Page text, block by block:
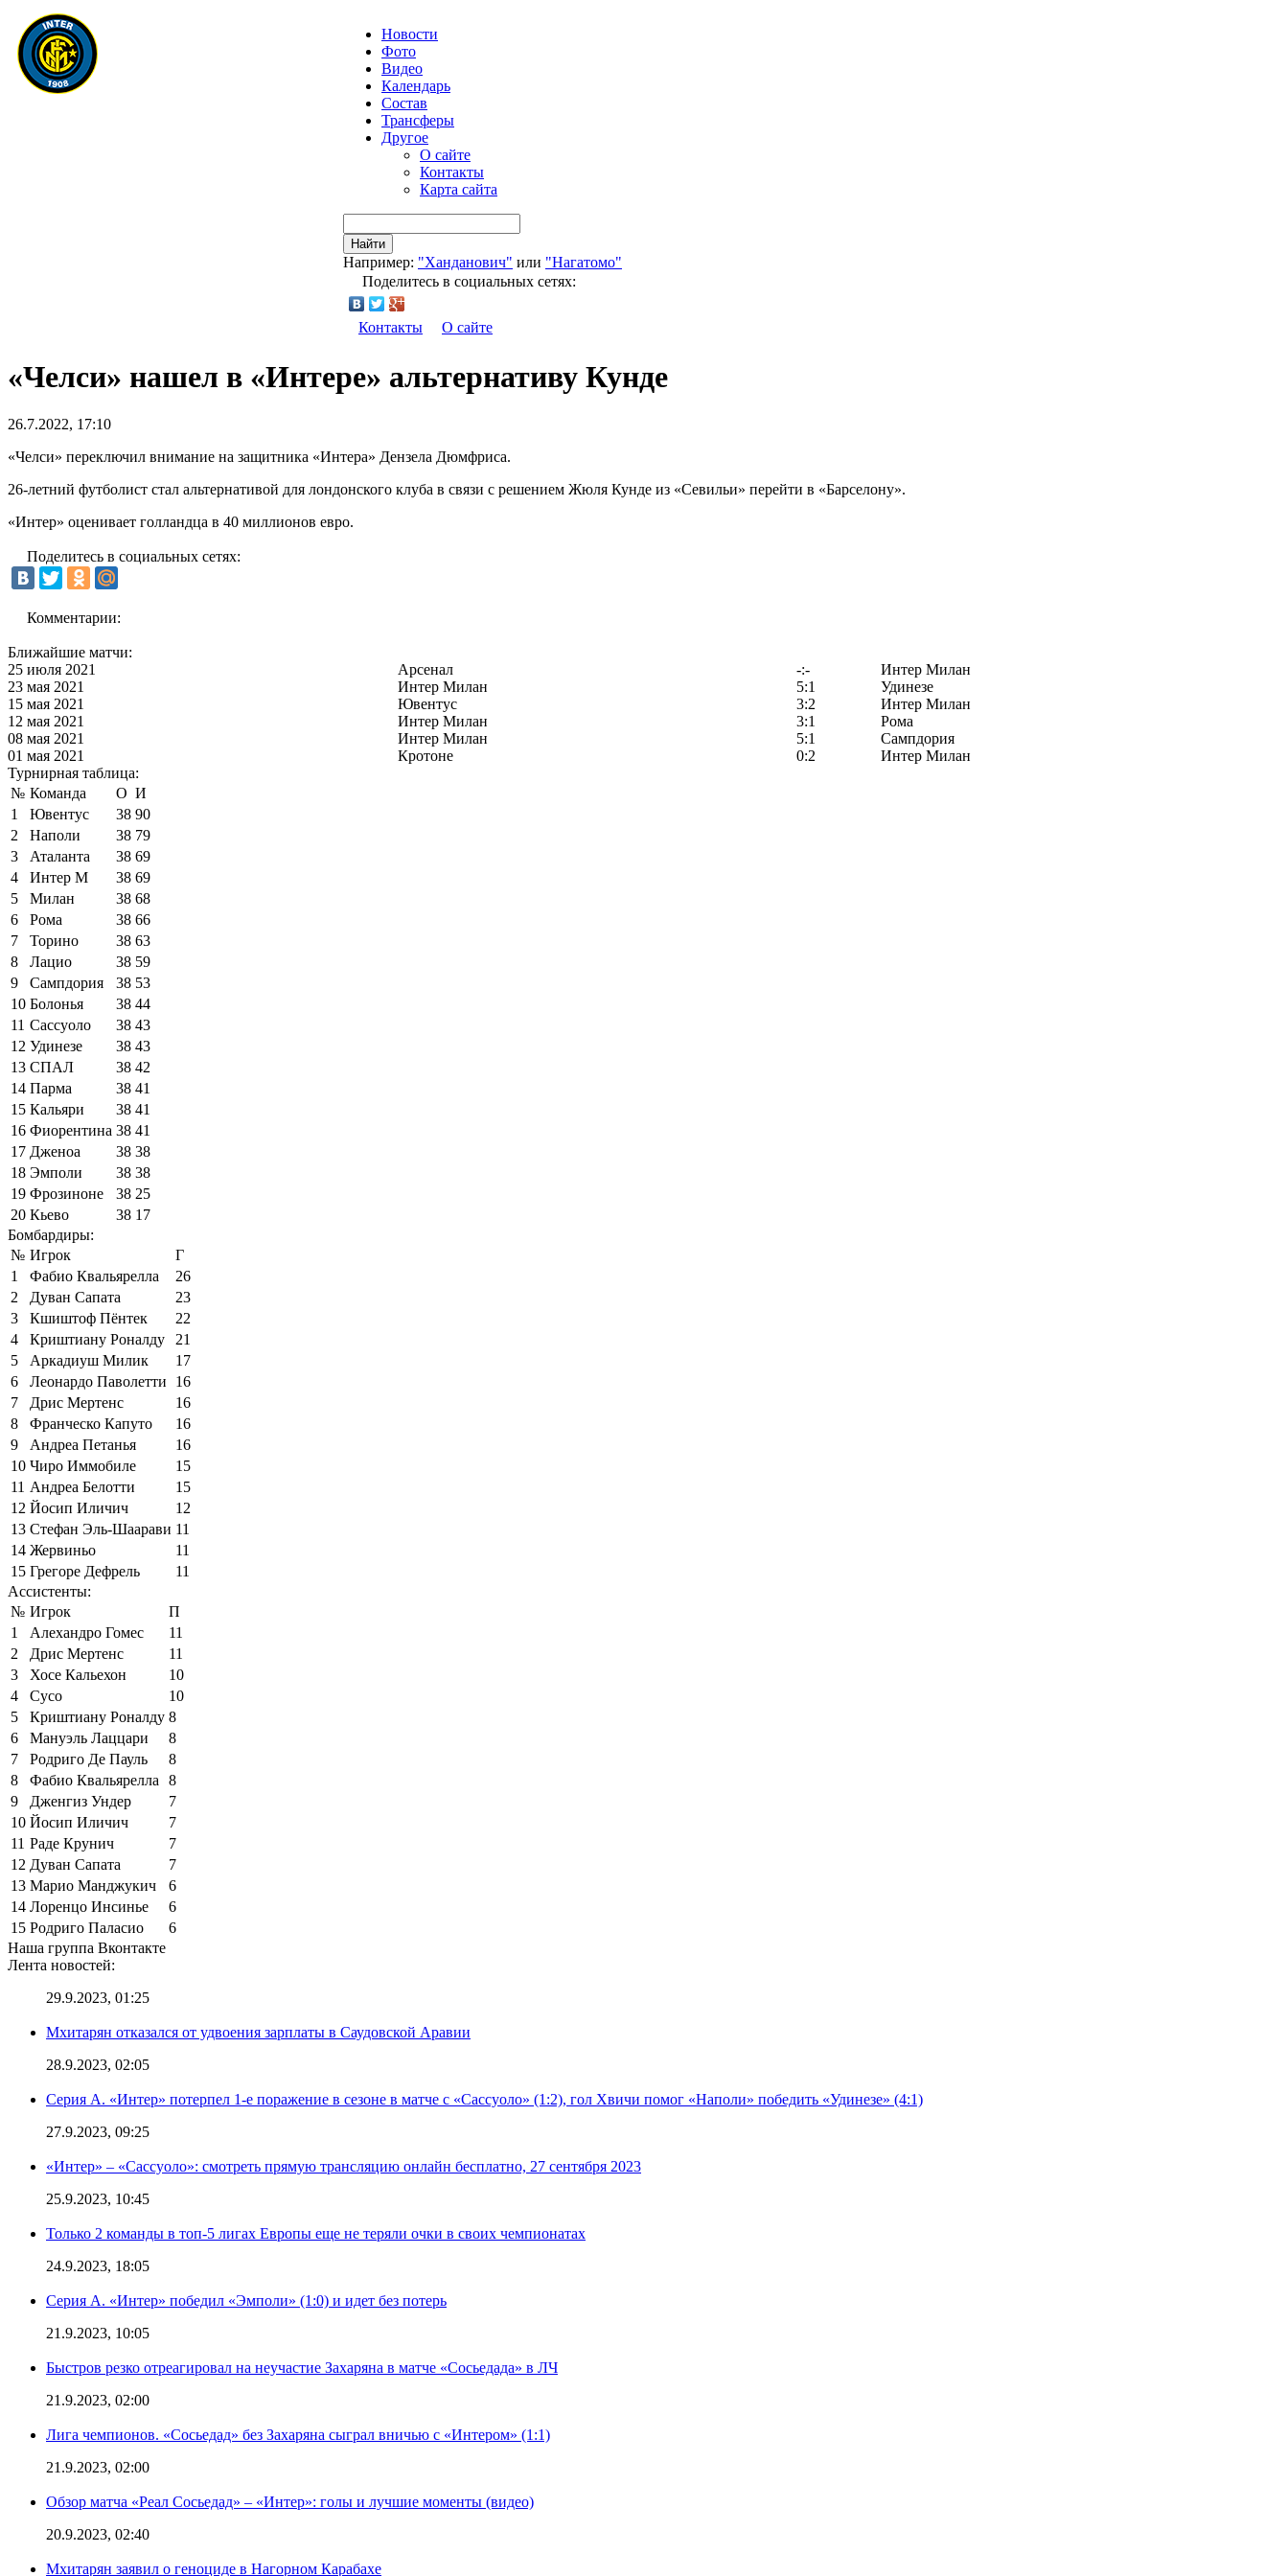
Новости
Фото
Видео
Календарь
Состав
Трансферы
Другое
О сайте
Контакты
Карта сайта
Найти
Например: "Ханданович" или "Нагатомо"
Поделитесь в социальных сетях:
Контакты О сайте
«Челси» нашел в «Интере» альтернативу Кунде
26.7.2022, 17:10
«Челси» переключил внимание на защитника «Интера» Дензела Дюмфриса.
26-летний футболист стал альтернативой для лондонского клуба в связи с решением Жюля Кунде из «Севильи» перейти в «Барселону».
«Интер» оценивает голландца в 40 миллионов евро.
Поделитесь в социальных сетях:
Комментарии:
Ближайшие матчи:
25 июля 2021
Арсенал -:-
Интер Милан
23 мая 2021
Интер Милан 5:1
Удинезе
15 мая 2021
Ювентус 3:2
Интер Милан
12 мая 2021
Интер Милан 3:1
Рома
08 мая 2021
Интер Милан 5:1
Сампдория
01 мая 2021
Кротоне 0:2
Интер Милан
Турнирная таблица:
№ Команда О И
1
Ювентус 38 90
2
Наполи 38 79
3
Аталанта 38 69
4
Интер М 38 69
5
Милан 38 68
6
Рома 38 66
7
Торино 38 63
8
Лацио 38 59
9
Сампдория 38 53
10 Болонья 38 44
11 Сассуоло 38 43
12 Удинезе 38 43
13 СПАЛ 38 42
14 Парма 38 41
15 Кальяри 38 41
16 Фиорентина 38 41
17 Дженоа 38 38
18 Эмполи 38 38
19 Фрозиноне 38 25
20 Кьево 38 17
Бомбардиры:
№ Игрок
Г
1
Фабио Квальярелла
26
2
Дуван Сапата
23
3
Кшиштоф Пёнтек
22
4
Криштиану Роналду
21
5
Аркадиуш Милик
17
6
Леонардо Паволетти
16
7
Дрис Мертенс
16
8
Франческо Капуто
16
9
Андреа Петанья
16
10 Чиро Иммобиле
15
11 Андреа Белотти
15
12 Йосип Иличич
12
13 Стефан Эль-Шаарави 11
14 Жервиньо
11
15 Грегоре Дефрель
11
Ассистенты:
№ Игрок
П
1
Алехандро Гомес
11
2
Дрис Мертенс
11
3
Хосе Кальехон
10
4
Сусо
10
5
Криштиану Роналду 8
6
Мануэль Лаццари
8
7
Родриго Де Пауль
8
8
Фабио Квальярелла
8
9
Дженгиз Ундер
7
10 Йосип Иличич
7
11 Раде Крунич
7
12 Дуван Сапата
7
13 Марио Манджукич
6
14 Лоренцо Инсинье
6
15 Родриго Паласио
6
Наша группа Вконтакте
Лента новостей:
29.9.2023, 01:25
Мхитарян отказался от удвоения зарплаты в Саудовской Аравии
28.9.2023, 02:05
Серия А. «Интер» потерпел 1-е поражение в сезоне в матче с «Сассуоло» (1:2), гол Хвичи помог «Наполи» победить «Удинезе» (4:1)
27.9.2023, 09:25
«Интер» – «Сассуоло»: смотреть прямую трансляцию онлайн бесплатно, 27 сентября 2023
25.9.2023, 10:45
Только 2 команды в топ-5 лигах Европы еще не теряли очки в своих чемпионатах
24.9.2023, 18:05
Серия А. «Интер» победил «Эмполи» (1:0) и идет без потерь
21.9.2023, 10:05
Быстров резко отреагировал на неучастие Захаряна в матче «Сосьедада» в ЛЧ
21.9.2023, 02:00
Лига чемпионов. «Сосьедад» без Захаряна сыграл вничью с «Интером» (1:1)
21.9.2023, 02:00
Обзор матча «Реал Сосьедад» – «Интер»: голы и лучшие моменты (видео)
20.9.2023, 02:40
Мхитарян заявил о геноциде в Нагорном Карабахе